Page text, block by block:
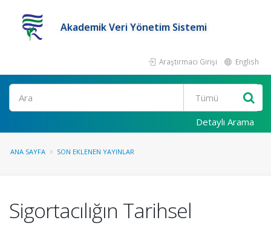
Akademik Veri Yönetim Sistemi
Araştırmacı Girişi English
Ara
Detaylı Arama
ANA SAYFA SON EKLENEN YAYINLAR
Sigortacılığın Tarihsel